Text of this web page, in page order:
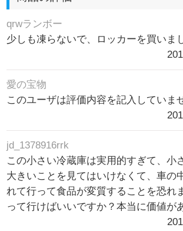
qrwランボー
少しも凍らないで、ロッカーを買いま
愛の宝物
このユーザは評価内容を記入していま
jd_1378916rrk
この小さい冷蔵庫は実用的すぎて、小
大きいことを見てはいけなくて、車の
れて行って食品が変質することを恐れ
って行けばいいですか？本当に価値が